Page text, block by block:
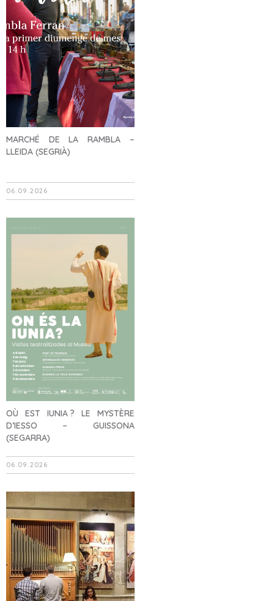
MARCHÉ DE LA RAMBLA –
LLEIDA (SEGRIÀ)
06.09.2026
OÙ EST IUNIA ? LE MYSTÈRE
D’IESSO – GUISSONA
(SEGARRA)
06.09.2026